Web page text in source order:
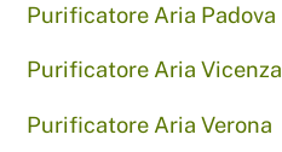
Purificatore Aria Padova
Purificatore Aria Vicenza
Purificatore Aria Verona